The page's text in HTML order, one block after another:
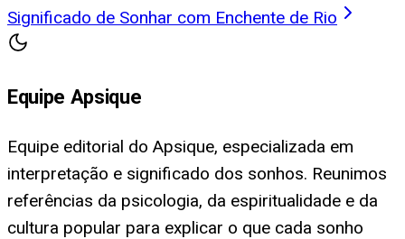
Significado de Sonhar com Enchente de Rio
Equipe Apsique
Equipe editorial do Apsique, especializada em
interpretação e significado dos sonhos. Reunimos
referências da psicologia, da espiritualidade e da
cultura popular para explicar o que cada sonho